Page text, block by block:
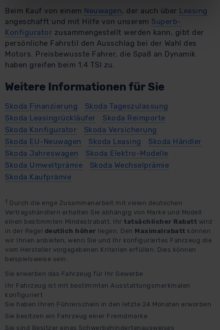
Für alle beschriebenen Technologien und Cookies gilt –
soweit keine detaillierteren Angaben erfolgen: Wir
beabsichtigen nicht, diese Daten an Empfänger
außerhalb der EU zu übermitteln oder dort verarbeiten zu
der EU erfolgt, erfolgt dies ausschließlich auf der
Kommission (Art. 45 Abs. 1 DSGVO), von
Standarddatenschutzklauseln (Art. 46 Abs. 2 lit. c
DSGVO) oder wenn Sie hierzu Ihre Einwilligung freiwillig
erteilen. Nähere Informationen zu den bestehenden
Datenschutzklauseln können Sie über den Kontakt zu
unserem Datenschutzbeauftragten unter
datenschutz@meinauto.de anfordern.
Datenschutzerklärung |Impressum
Beim Kauf von einem Neuwagen, der auch über Leasing
angeschafft und mit Hilfe von unserem Superb-
Konfigurator zusammengestellt werden kann, gibt der
persönliche Fahrstil den Ausschlag bei der Wahl des
Motors. Preisbewusste Fahrer, die Spaß an Dynamik
haben greifen beim 1.4 TSI zu.
Weitere Informationen für Sie
Skoda Finanzierung
Skoda Tageszulassung
Skoda Leasingrückläufer
Skoda Reimporte
Skoda Konfigurator
Skoda Versicherung
Skoda EU-Neuwagen
Skoda Leasing
Skoda Händler
Skoda Jahreswagen
Skoda Elektro-Modelle
Skoda Umweltprämie
Skoda Wechselprämie
Skoda Kaufprämie
1 Durch die enge Zusammenarbeit mit vielen deutschen
Vertragshändlern erhalten Sie abhängig von Marke und Modell
einen bestimmten Mindestrabatt. Ihr tatsächlicher Rabatt wird
in der Regel deutlich höher liegen. Den Maximalrabatt können
wir Ihnen anbieten, wenn Sie und Ihr konfiguriertes Fahrzeug die
vom Hersteller vorgegebenen Kriterien erfüllen. Dies können
beispielsweise sein:
Sie erwerben das Fahrzeug für Ihr Gewerbe
Ihr Fahrzeug ist mit bestimmten Ausstattungsmerkmalen
konfiguriert
Sie haben Ihren Führerschein in den letzte 24 Monaten erworben
Sie besitzen ein Fahrzeug einer Fremdmarke
Sie sind Besitzer eines Schwerbehindertenausweises